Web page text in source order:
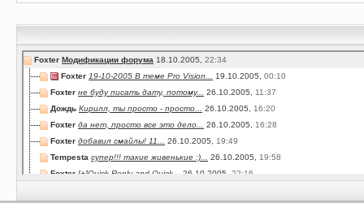
Foxter Модификации форума 18.10.2005, 22:34
Foxter 19-10-2005 В теме Pro Vision... 19.10.2005, 00:10
Foxter не буду писать дату, потому... 26.10.2005, 11:37
Дождь Кирилл, ты просто - просто... 26.10.2005, 16:20
Foxter да нет, просто все это дело... 26.10.2005, 16:28
Foxter добавил смайлы! 11... 26.10.2005, 19:49
Tempesta супер!!! такие живенькие :)... 26.10.2005, 19:58
Foxter [+]Quick Reply and Quick... 26.10.2005, 22:16